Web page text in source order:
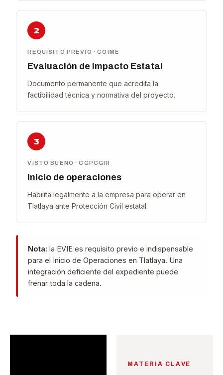
2
REQUISITO PREVIO · COIME
Evaluación de Impacto Estatal
Documento permanente que acredita la
factibilidad técnica y normativa del proyecto.
3
VISTO BUENO · CGPCGIR
Inicio de operaciones
Habilita legalmente a la empresa para operar en
Tlatlaya ante Protección Civil estatal.
Nota: la EVIE es requisito previo e indispensable
para el Inicio de Operaciones en Tlatlaya. Una
integración deficiente del expediente puede
frenar toda la cadena.
MATERIA CLAVE